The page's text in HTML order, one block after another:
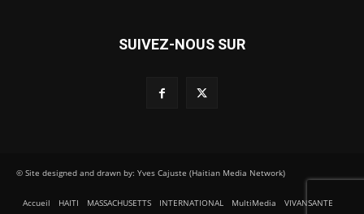
SUIVEZ-NOUS SUR
© Site designed and drawn by: Yves Cajuste (Haitian Media Network)
Accueil HAITI MASSACHUSETTS INTERNATIONAL MultiMedia VIVANSANTE